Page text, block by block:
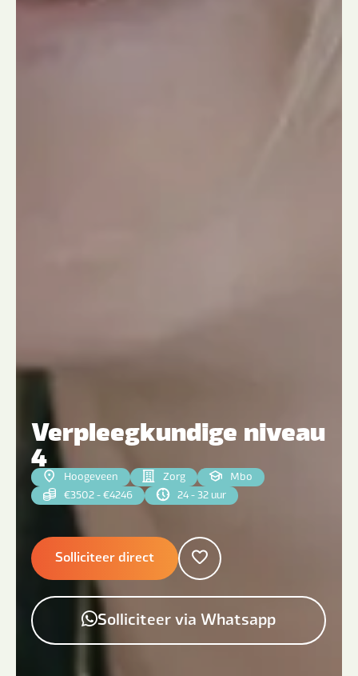
Verpleegkundige niveau
4
Hoogeveen Zorg
Mbo
€3502 - €4246
24 - 32 uur
Solliciteer direct
Solliciteer via Whatsapp